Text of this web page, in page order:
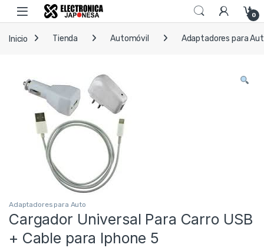
Skip to navigation
Skip to content
Open 0
Inicio Tienda Automóvil Adaptadores para
Adaptadores para Auto
Cargador Universal Para Carro USB
+ Cable para Iphone 5